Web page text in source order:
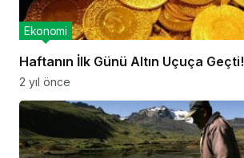
Haftanın İlk Günü Altın Uçuça Geçti!
Ekonomi
2 yıl önce